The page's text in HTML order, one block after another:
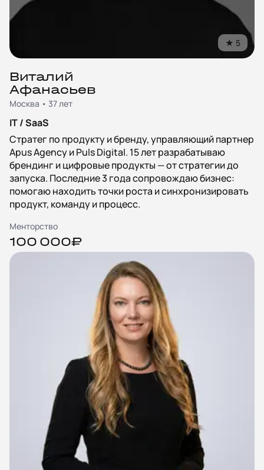
★ 5
Виталий
Афанасьев
Москва • 37 лет
IT / SaaS
Стратег по продукту и бренду, управляющий партнер
Apus Agency и Puls Digital. 15 лет разрабатываю
брендинг и цифровые продукты — от стратегии до
запуска. Последние 3 года сопровождаю бизнес:
помогаю находить точки роста и синхронизировать
продукт, команду и процесс.
Менторство
100 000₽